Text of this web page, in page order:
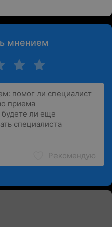
мнением
Рекомендую